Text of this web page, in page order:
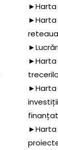
►Harta
►Harta
►Harta
►Harta
►Harta